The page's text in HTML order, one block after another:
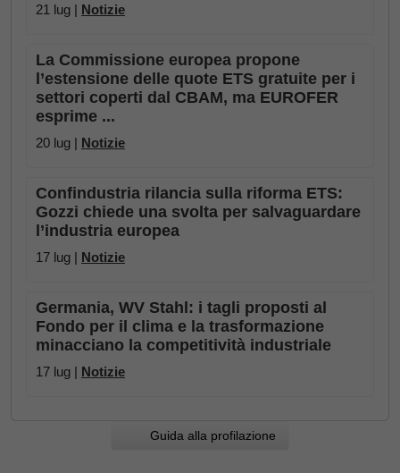
21 lug | Notizie
La Commissione europea propone
l’estensione delle quote ETS gratuite per i
settori coperti dal CBAM, ma EUROFER
esprime ...
20 lug | Notizie
Confindustria rilancia sulla riforma ETS:
Gozzi chiede una svolta per salvaguardare
l’industria europea
17 lug | Notizie
Germania, WV Stahl: i tagli proposti al
Fondo per il clima e la trasformazione
minacciano la competitività industriale
17 lug | Notizie
Guida alla profilazione